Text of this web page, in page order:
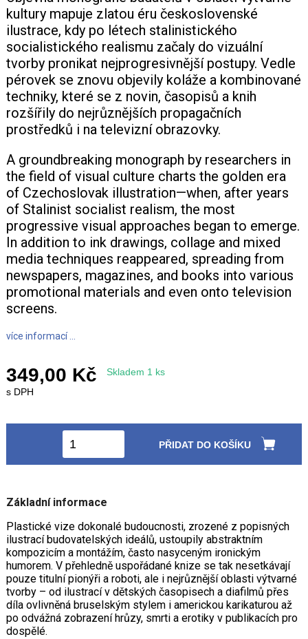
+420 771 147 600
info@pagefive.com
Přihlásit se
kultury mapuje zlatou éru československé
ilustrace, kdy po létech stalinistického
socialistického realismu začaly do vizuální
tvorby pronikat nejprogresivnější postupy. Vedle
pérovek se znovu objevily koláže a kombinované
techniky, které se z novin, časopisů a knih
rozšířily do nejrůznějších propagačních
prostředků i na televizní obrazovky.
A groundbreaking monograph by researchers in
the field of visual culture charts the golden era
of Czechoslovak illustration—when, after years
of Stalinist socialist realism, the most
progressive visual approaches began to emerge.
In addition to ink drawings, collage and mixed
media techniques reappeared, spreading from
newspapers, magazines, and books into various
promotional materials and even onto television
screens.
více informací ...
349,00 Kč
Skladem 1 ks
s DPH
PŘIDAT DO KOŠÍKU
Základní informace
Plastické vize dokonalé budoucnosti, zrozené z popisných
ilustrací budovatelských ideálů, ustoupily abstraktním
kompozicím a montážím, často nasyceným ironickým
humorem. V přehledně uspořádané knize se tak nesetkávají
pouze titulní pionýři a roboti, ale i nejrůznější oblasti výtvarné
tvorby – od ilustrací v dětských časopisech a diafilmů přes
díla ovlivněná bruselským stylem i americkou karikaturou až
po odvážná zobrazení hrůzy, smrti a erotiky v publikacích pro
dospělé.